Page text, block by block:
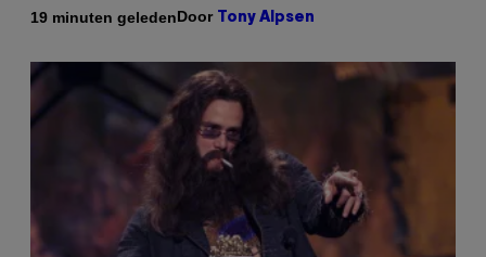
19 minuten geledenDoor Tony Alpsen